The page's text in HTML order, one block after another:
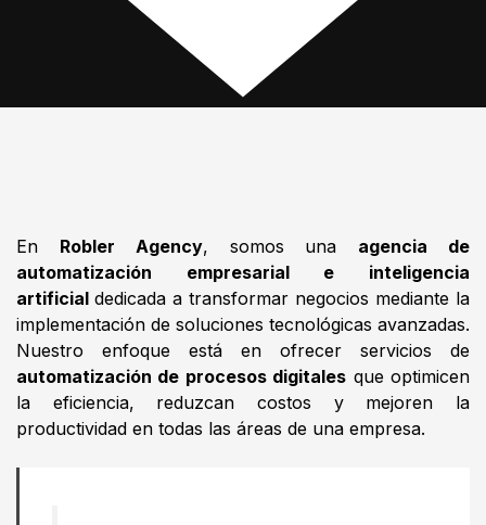
En Robler Agency, somos una agencia de
automatización empresarial e inteligencia
artificial dedicada a transformar negocios mediante la
implementación de soluciones tecnológicas avanzadas.
Nuestro enfoque está en ofrecer servicios de
automatización de procesos digitales que optimicen
la eficiencia, reduzcan costos y mejoren la
productividad en todas las áreas de una empresa.